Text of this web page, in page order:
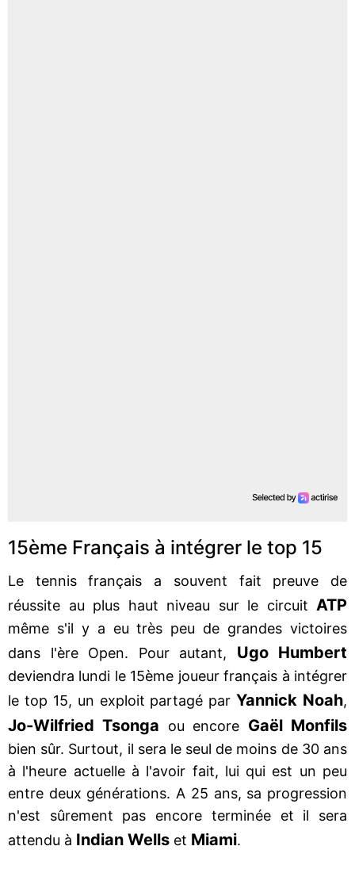
15ème Français à intégrer le top 15
Le tennis français a souvent fait preuve de
réussite au plus haut niveau sur le circuit ATP
même s'il y a eu très peu de grandes victoires
dans l'ère Open. Pour autant, Ugo Humbert
deviendra lundi le 15ème joueur français à intégrer
le top 15, un exploit partagé parYannick Noah,
Jo-Wilfried Tsonga ou encore Gaël Monfils
bien sûr. Surtout, il sera le seul de moins de 30 ans
à l'heure actuelle à l'avoir fait, lui qui est un peu
entre deux générations. A 25 ans, sa progression
n'est sûrement pas encore terminée et il sera
attendu à Indian Wells et Miami.